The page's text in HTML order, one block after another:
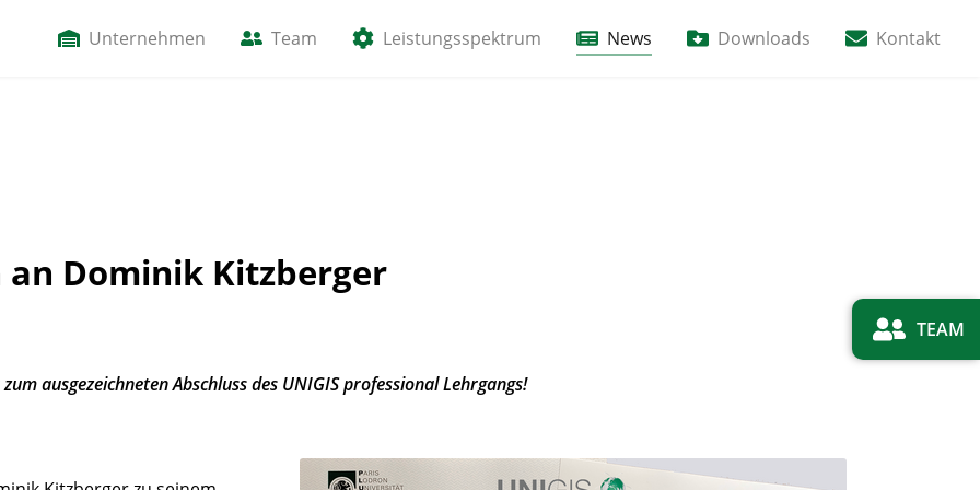
Unternehmen Team Leistungsspektrum News Downloads Kontakt
TEAM
Dominik Kitzberger
ausgezeichneten Abschluss des UNIGIS professional Lehrgangs!